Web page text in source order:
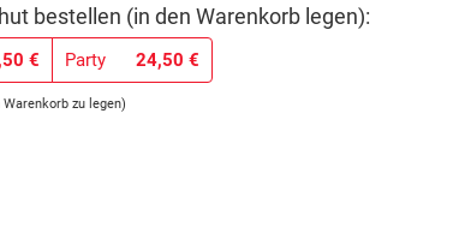
bestellen (in den Warenkorb legen):
€ Party 24,50 €
zu legen)